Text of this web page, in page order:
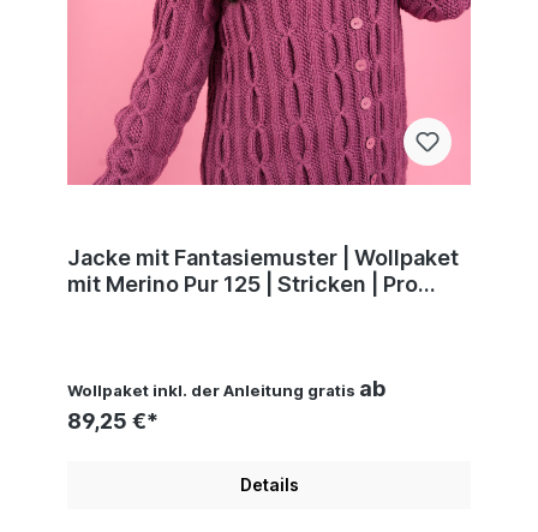
Jacke mit Fantasiemuster | Wollpaket
mit Merino Pur 125 | Stricken | Pro
Wollpaket inkl. der Anleitung gratis ab
89,25 €*
Details